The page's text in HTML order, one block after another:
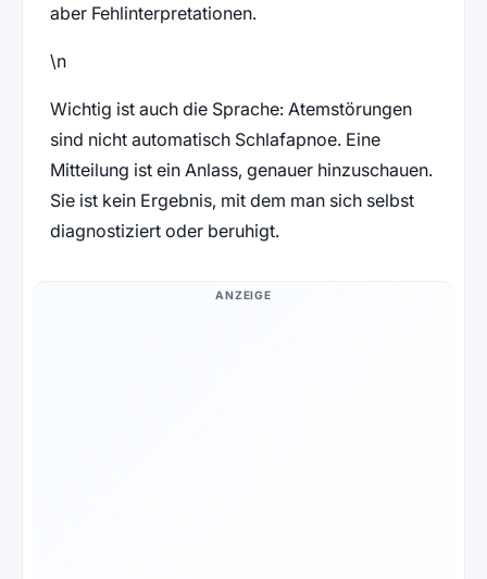
aber Fehlinterpretationen.
\n
Wichtig ist auch die Sprache: Atemstörungen
sind nicht automatisch Schlafapnoe. Eine
Mitteilung ist ein Anlass, genauer hinzuschauen.
Sie ist kein Ergebnis, mit dem man sich selbst
diagnostiziert oder beruhigt.
ANZEIGE